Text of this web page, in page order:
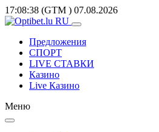
17:08:38 (GTM ) 07.08.2026
Предложения
СПОРТ
LIVE СТАВКИ
Казино
Live Казино
Меню